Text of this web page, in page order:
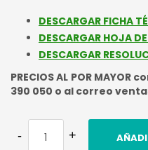
DESCARGAR FICHA
DESCARGAR HOJA
DESCARGAR
PRECIOS AL POR
390 050 o al correo